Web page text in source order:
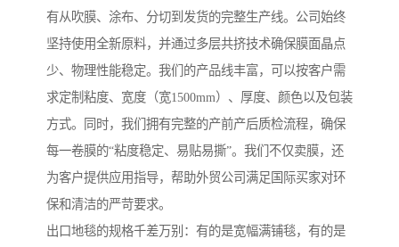
有从吹膜、涂布、分切到发货的完整生产线。公司始终
坚持使用全新原料，并通过多层共挤技术确保膜面晶点
少、物理性能稳定。我们的产品线丰富，可以按客户需
求定制粘度、宽度（宽1500mm）、厚度、颜色以及包装
方式。同时，我们拥有完整的产前产后质检流程，确保
每一卷膜的“粘度稳定、易贴易撕”。我们不仅卖膜，还
为客户提供应用指导，帮助外贸公司满足国际买家对环
保和清洁的严苛要求。
出口地毯的规格千差万别：有的是宽幅满铺毯，有的是